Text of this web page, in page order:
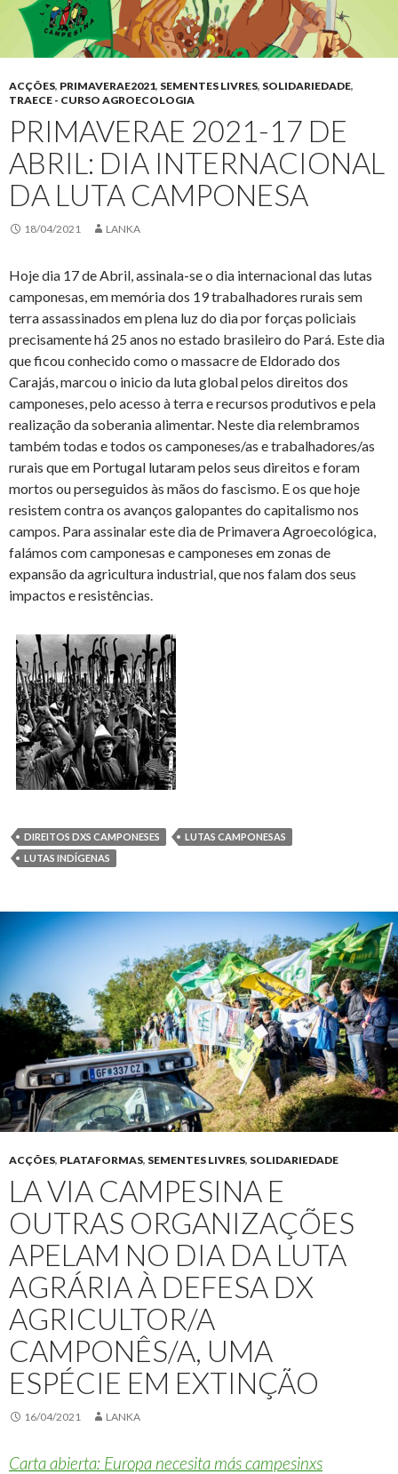
ACÇÕES, PRIMAVERAE2021, SEMENTES LIVRES, SOLIDARIEDADE,
TRAECE - CURSO AGROECOLOGIA
PRIMAVERAE 2021-17 DE
ABRIL: DIA INTERNACIONAL
DA LUTA CAMPONESA
18/04/2021 LANKA
Hoje dia 17 de Abril, assinala-se o dia internacional das lutas
camponesas, em memória dos 19 trabalhadores rurais sem
terra assassinados em plena luz do dia por forças policiais
precisamente há 25 anos no estado brasileiro do Pará. Este dia
que ficou conhecido como o massacre de Eldorado dos
Carajás, marcou o inicio da luta global pelos direitos dos
camponeses, pelo acesso à terra e recursos produtivos e pela
realização da soberania alimentar. Neste dia relembramos
também todas e todos os camponeses/as e trabalhadores/as
rurais que em Portugal lutaram pelos seus direitos e foram
mortos ou perseguidos às mãos do fascismo. E os que hoje
resistem contra os avanços galopantes do capitalismo nos
campos. Para assinalar este dia de Primavera Agroecológica,
falámos com camponesas e camponeses em zonas de
expansão da agricultura industrial, que nos falam dos seus
impactos e resistências.
DIREITOS DXS CAMPONESES
LUTAS CAMPONESAS
LUTAS INDÍGENAS
ACÇÕES, PLATAFORMAS, SEMENTES LIVRES, SOLIDARIEDADE
LA VIA CAMPESINA E
OUTRAS ORGANIZAÇÕES
APELAM NO DIA DA LUTA
AGRÁRIA À DEFESA DX
AGRICULTOR/A
CAMPONÊS/A, UMA
ESPÉCIE EM EXTINÇÃO
16/04/2021 LANKA
Carta abierta: Europa necesita más campesinxs